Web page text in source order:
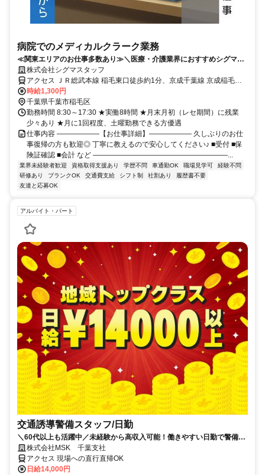
病院でのメディカルクラーク業務
≪関東エリアのお仕事多数あり≫＼医療・介護業界におすすめシグマス
タッフ☆／履歴書不要
株式会社シグマスタッフ
アクセス ＪＲ総武本線 稲毛東口徒歩約1分、京成千葉線 京成稲毛徒
歩約9分、京成千葉線 みどり台徒歩約22分 京成バス「長沼原公園」
停留所から徒歩8分
時給1,300円
千葉県千葉市稲毛区
勤務時間 8:30～17:30 ★実働8時間 ★月末月初（レセ期間）に残業
少々あり ★月に1回程度、土曜勤務できる方優遇
仕事内容 ――――――【お仕事詳細】―――――― 久しぶりのお仕
事復帰の方も歓迎◎ 丁寧に教えるので安心してください♪ ■受付 ■保
険証確認 ■会計 など ―――――――――――――――――――...
業界未経験者歓迎 資格取得支援あり 学歴不問 車通勤OK 職場見学可
経験不問
研修あり
ブランクOK 交通費支給 シフト制 社割あり
履歴書不要
友達と応募OK
アルバイト・パート
交通誘導警備スタッフ/日勤
＼60代以上も活躍中／未経験から高収入可能！働きやすい日勤で警備員
デビューをしませんか！【月収28万円可能・日払いもOK！】勤務3日前
までシフト申請可能！週1日～・短期もOK！未経験者大歓迎！幅広い年
代が活躍しています。
株式会社MSK 千葉支社
アクセス 現場への直行直帰OK
日給14,000円